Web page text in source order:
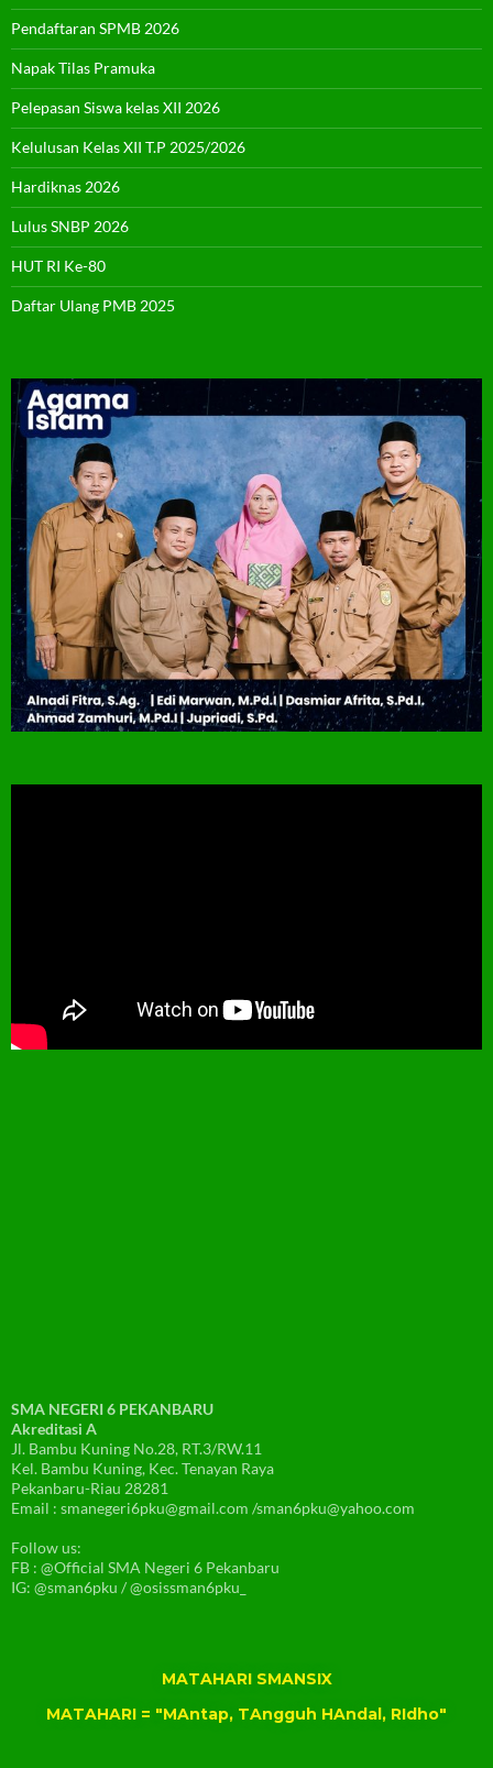
Pendaftaran SPMB 2026
Napak Tilas Pramuka
Pelepasan Siswa kelas XII 2026
Kelulusan Kelas XII T.P 2025/2026
Hardiknas 2026
Lulus SNBP 2026
HUT RI Ke-80
Daftar Ulang PMB 2025
SMA NEGERI 6 PEKANBARU
Akreditasi A
Jl. Bambu Kuning No.28, RT.3/RW.11
Kel. Bambu Kuning, Kec. Tenayan Raya
Pekanbaru-Riau 28281
Email : smanegeri6pku@gmail.com /sman6pku@yahoo.com
Follow us:
FB : @Official SMA Negeri 6 Pekanbaru
IG: @sman6pku / @osissman6pku_
MATAHARI SMANSIX
MATAHARI = "MAntap, TAngguh HAndal, RIdho"